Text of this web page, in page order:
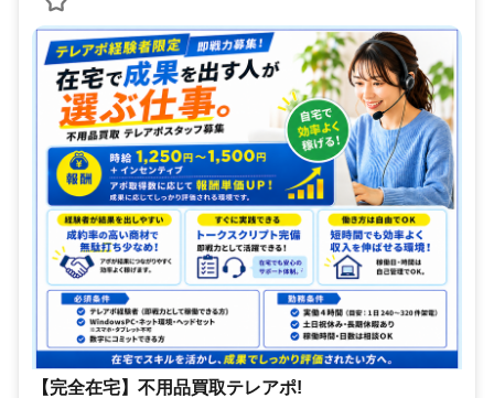
【完全在宅】不用品買取テレアポ!